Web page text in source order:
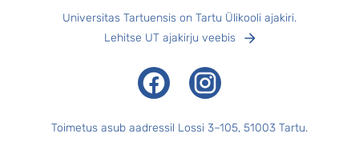
Universitas Tartuensis on Tartu Ülikooli ajakiri.
Lehitse UT ajakirju veebis
FacebookInstagram
Toimetus asub aadressil Lossi 3–105, 51003 Tartu.